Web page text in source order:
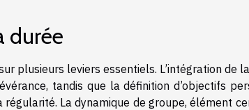
durée
plusieurs leviers essentiels. L’intégration de
tandis que la définition d’objectifs
La dynamique de groupe, élément